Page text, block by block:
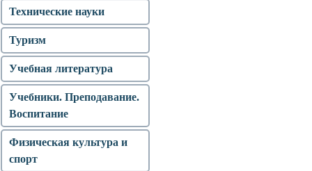
Технические науки
Туризм
Учебная литература
Учебники. Преподавание.
Воспитание
Физическая культура и
спорт